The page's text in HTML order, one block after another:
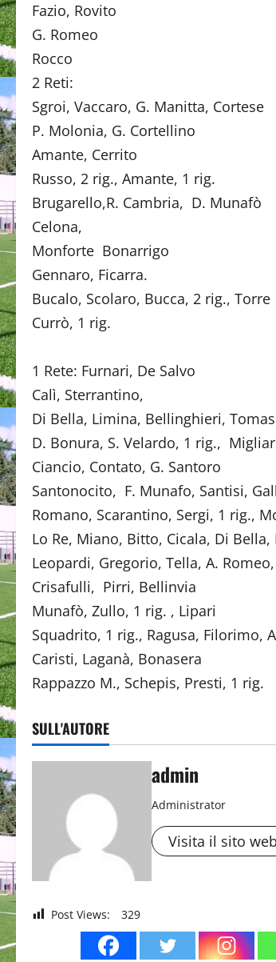
Fazio, Rovito
G. Romeo
Rocco
2 Reti:
Sgroi, Vaccaro, G.
P. Molonia, G.
Amante, Cerrito
Russo, 2 rig.,
Brugarello,R. Cambria,
Celona,
Monforte
Gennaro,
Bucalo, Scolaro, Bucca,
Currò, 1 rig.
1 Rete: Furnari, De
Calì,
Di Bella, Limina,
D. Bonura, S. Velardo, 1 rig.,
Ciancio, Contato,
Santonocito, F. Munafo,
Romano, Scarantino, Sergi, 1
Lo Re, Miano, Bitto,
Leopardi, Gregorio, Tella, A.
Crisafulli, Pirri,
Munafò, Zullo, 1
Squadrito, 1 rig., Ragusa,
Caristi, Laganà,
Rappazzo M., Schepis,
SULL'AUTORE
admin
Administrator
Visita il sito web
Post Views: 329